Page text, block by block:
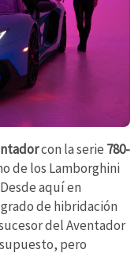
con la serie 780-
de los Lamborghini
aquí en
de hibridación
del Aventador
pero